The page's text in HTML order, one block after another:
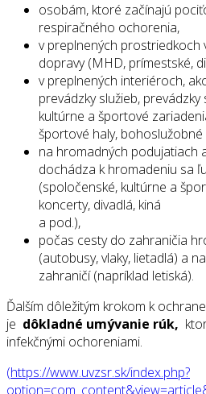
osobám, ktoré začínajú
respiračného ochorenia,
v preplnených prostriedkoch
dopravy (MHD, prímestské,
v preplnených interiéroch,
prevádzky služieb,
kultúrne a športové
športové haly,
na hromadných podujatiach
dochádza k hromadeniu sa
(spoločenské, kultúrne a
koncerty, divadlá, kiná
a pod.),
počas cesty do zahraničia
(autobusy, vlaky, lietadlá) a
zahraničí (napríklad letiská).
Ďalším dôležitým krokom k
je dôkladné umývanie rúk,
infekčnými ochoreniami.
(https://www.uvzsr.sk/index.php?